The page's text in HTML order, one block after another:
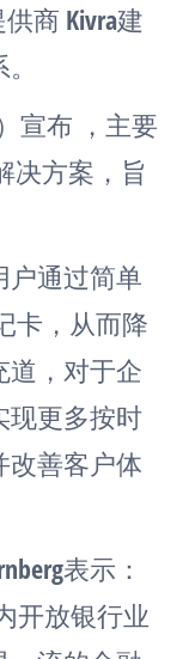
商 Kivra建
宣布 ，主要
决方案，旨
户通过简单
卡，从而降
道，对于企
现更多按时
改善客户体
表示：
开放银行业